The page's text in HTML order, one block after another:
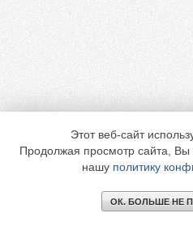
Этот веб-сайт
Продолжая просмотр сайта, Вы
нашу политику
ОК. БОЛЬШЕ НЕ